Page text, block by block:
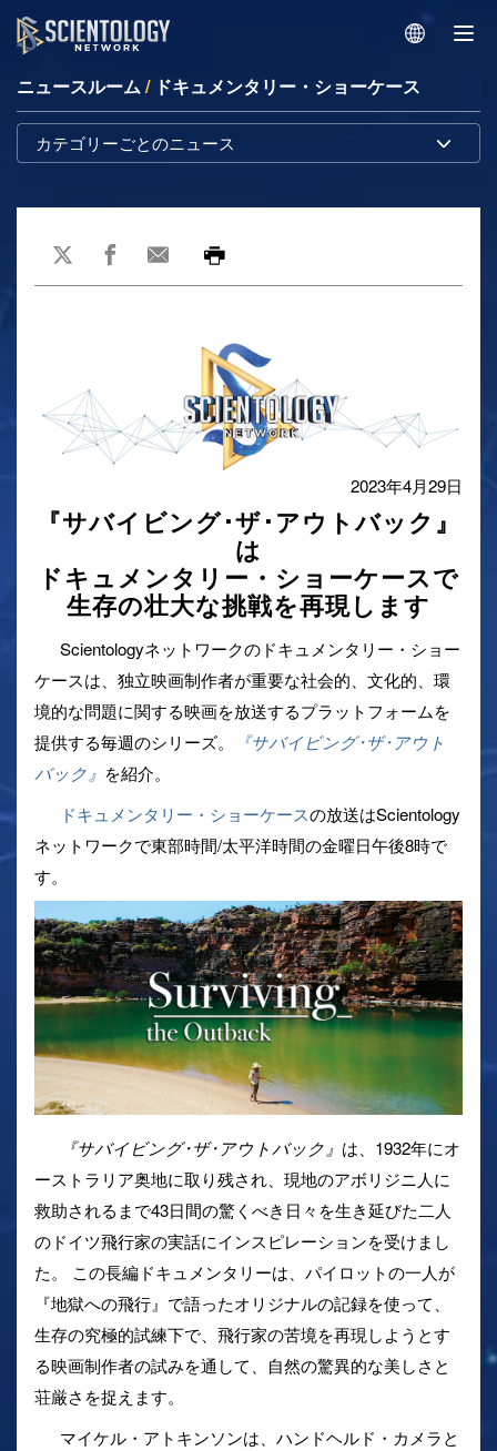
ニュースルーム/ ドキュメンタリー・ショーケース
カテゴリーごとのニュース
2023年4月29日
『サバイビング･ザ･アウトバック』
は
ドキュメンタリー・ショーケースで
生存の壮大な挑戦を再現します
Scientologyネットワークのドキュメンタリー・ショー
ケースは、独立映画制作者が重要な社会的、文化的、環
境的な問題に関する映画を放送するプラットフォームを
提供する毎週のシリーズ。
『サバイビング･ザ･アウト
バック』 を紹介。
ドキュメンタリー・ショーケースの放送はScientology
ネットワークで東部時間/太平洋時間の金曜日午後8時で
す。
『サバイビング･ザ･アウトバック』 は、1932年にオ
ーストラリア奥地に取り残され、現地のアボリジニ人に
救助されるまで43日間の驚くべき日々を生き延びた二人
のドイツ飛行家の実話にインスピレーションを受けまし
た。 この長編ドキュメンタリーは、パイロットの一人が
『地獄への飛行』で語ったオリジナルの記録を使って、
生存の究極的試練下で、飛行家の苦境を再現しようとす
る映画制作者の試みを通して、自然の驚異的な美しさと
荘厳さを捉えます。
マイケル・アトキンソンは、ハンドヘルド・カメラと